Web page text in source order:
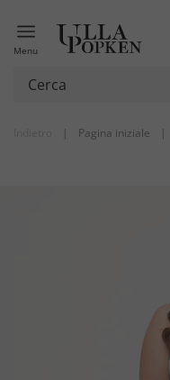
Menu
| Pagina iniziale |